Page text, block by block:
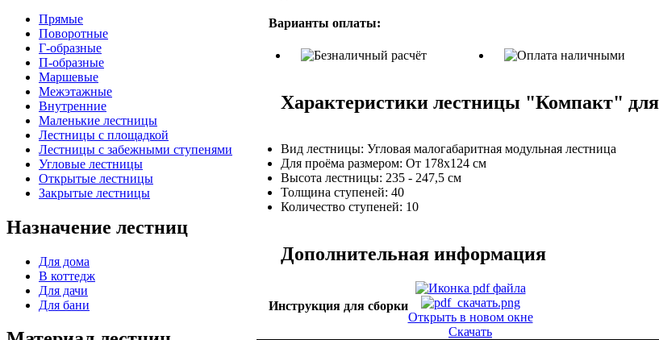
Прямые
Поворотные
Г-образные
П-образные
Маршевые
Межэтажные
Внутренние
Маленькие лестницы
Лестницы с площадкой
Лестницы с забежными ступенями
Угловые лестницы
Открытые лестницы
Закрытые лестницы
Назначение лестниц
Для дома
В коттедж
Для дачи
Для бани
Варианты оплаты:
Характеристики лестницы "Компакт"
Вид лестницы: Угловая малогабаритная модульная лестница
Для проёма размером: От 178х124 см
Высота лестницы: 235 - 247,5 см
Толщина ступеней: 40
Количество ступеней: 10
Дополнительная информация
Инструкция для сборки
Открыть в новом окне
Скачать